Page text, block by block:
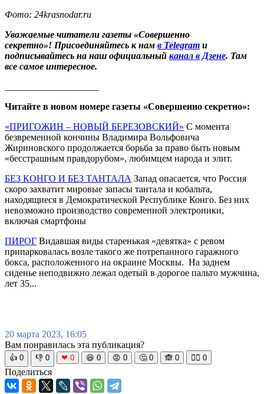
Фото: 24krasnodar.ru
Уважаемые читатели газеты «Совершенно
секретно»! Присоединяйтесь к нам в Telegram и
подписывайтесь на наш официальный канал в Дзене. Там
все самое интересное.
Читайте в новом номере газеты «Совершенно секретно»:
«ПРИГОЖИН – НОВЫЙ БЕРЕЗОВСКИЙ» С момента
безвременной кончины Владимира Вольфовича
Жириновского продолжается борьба за право быть новым
«бесстрашным правдорубом», любимцем народа и элит.
БЕЗ КОНГО И БЕЗ ТАНТАЛА Запад опасается, что Россия
скоро захватит мировые запасы тантала и кобальта,
находящиеся в Демократической Республике Конго. Без них
невозможно производство современной электроники,
включая смартфоны
ПИРОГ Видавшая виды старенькая «девятка» с ревом
припарковалась возле такого же потрепанного гаражного
бокса, расположенного на окраине Москвы. На заднем
сиденье неподвижно лежал одетый в дорогое пальто мужчина,
лет 35...
20 марта 2023, 16:05
Вам понравилась эта публикация?
👍 0 👎 0 ❤ 0 😆 0 😡 0 🤔 0 🙈 0 🧘‍♀️ 0
Поделиться